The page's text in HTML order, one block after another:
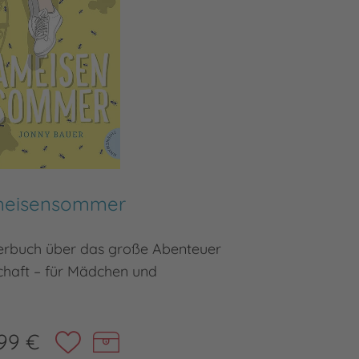
über das große Abenteuer
– für Mädchen und
€